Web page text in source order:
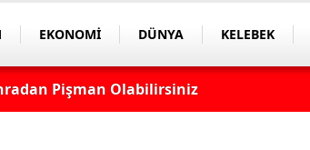
EKONOMİ DÜNYA KELEBEK
Pişman Olabilirsiniz